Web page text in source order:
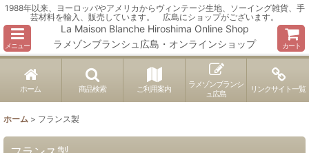
1988年以来、ヨーロッパやアメリカからヴィンテージ生地、ソーイング雑貨、手
芸材料を輸入、販売しています。 広島にショップがございます。
メニュー
La Maison Blanche Hiroshima Online Shop
ラメゾンブランシュ広島・オンラインショップ
カート
ホーム 商品検索 ご利用案内
ラメゾンブランシ
ュ広島
リンクサイト一覧
ホーム > フランス製